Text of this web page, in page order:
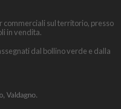
commerciali sul territorio, presso
in vendita.
dal bollino verde e dalla